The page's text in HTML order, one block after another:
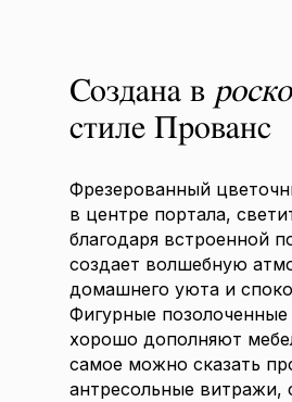
Создана в
стиле Прованс
Фрезерованный
в центре портала,
благодаря встроенной
создает волшебную
домашнего уюта и
Фигурные позолоченные
хорошо дополняют
самое можно сказать
антресольные витражи,